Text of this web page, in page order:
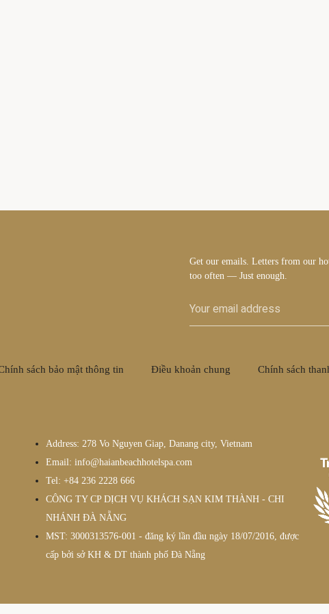
Get our emails. Letters from our
too often — Just enough.
sách bảo mật thông tin Điều khoản chung Chính sách
Address: 278 Vo Nguyen Giap, Danang city, Vietnam
Email: info@haianbeachhotelspa.com
Tel: +84 236 2228 666
CÔNG TY CP DỊCH VỤ KHÁCH SẠN KIM THÀNH - CHI
NHÁNH ĐÀ NẴNG
MST: 3000313576-001 - đăng ký lần đầu ngày 18/07/2016, được
cấp bởi sở KH & DT thành phố Đà Nẵng